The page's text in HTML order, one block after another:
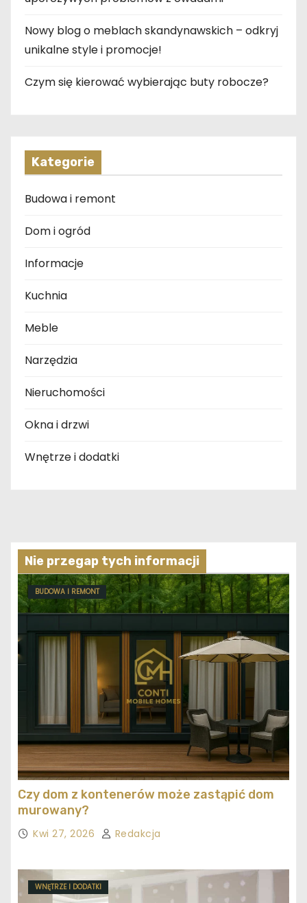
Nowy blog o meblach skandynawskich – odkryj
unikalne style i promocje!
Czym się kierować wybierając buty robocze?
Kategorie
Budowa i remont
Dom i ogród
Informacje
Kuchnia
Meble
Narzędzia
Nieruchomości
Okna i drzwi
Wnętrze i dodatki
Nie przegap tych informacji
BUDOWA I REMONT
Czy dom z kontenerów może zastąpić dom
murowany?
Kwi 27, 2026 Redakcja
WNĘTRZE I DODATKI